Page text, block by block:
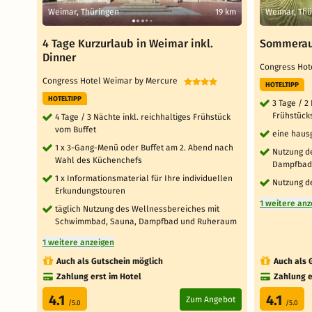
Weimar, Thüringen 19 km
4 Tage Kurzurlaub in Weimar inkl.
Dinner
Congress Hotel Weimar by Mercure
HOTELTIPP
4 Tage / 3 Nächte inkl. reichhaltiges Frühstück
vom Buffet
1 x 3-Gang-Menü oder Buffet am 2. Abend nach
Wahl des Küchenchefs
1 x Informationsmaterial für Ihre individuellen
Erkundungstouren
täglich Nutzung des Wellnessbereiches mit
Schwimmbad, Sauna, Dampfbad und Ruheraum
1 weitere anzeigen
Auch als Gutschein möglich
Zahlung erst im Hotel
4.1 /5.0 Zum Angebot
Weimar,
Congress
HOTELTIPP
3 Tage /
eine
Nutzung
Dampfbad
Nutzung
1 weitere
Auch als
Zahlung
4.1 /5.0